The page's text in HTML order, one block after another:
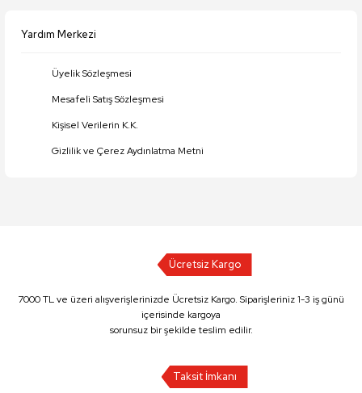
Yardım Merkezi
Üyelik Sözleşmesi
Mesafeli Satış Sözleşmesi
Kişisel Verilerin K.K.
Gizlilik ve Çerez Aydınlatma Metni
Ücretsiz Kargo
7000 TL ve üzeri alışverişlerinizde Ücretsiz Kargo. Siparişleriniz 1-3 iş günü
içerisinde kargoya
sorunsuz bir şekilde teslim edilir.
Taksit İmkanı